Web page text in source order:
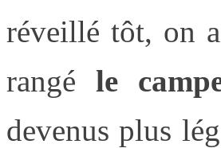
réveillé tôt, on
rangéle
devenus plus